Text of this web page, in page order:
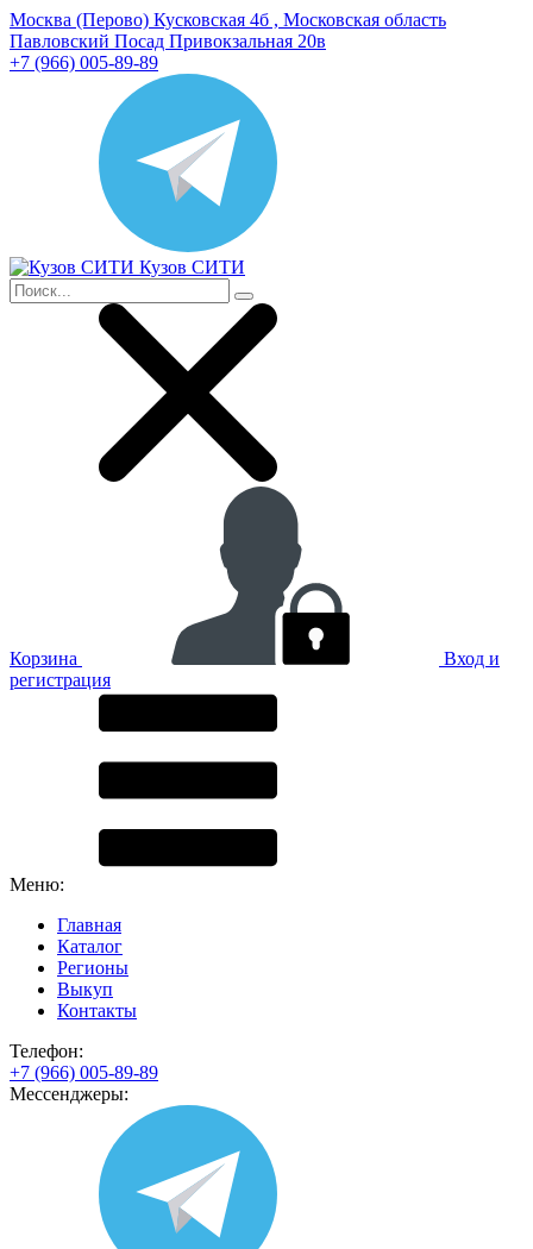
Москва (Перово) Кусковская 4б , Московская область
Павловский Посад Привокзальная 20в
+7 (966) 005-89-89
Кузов СИТИ
Корзина
Вход и
регистрация
Меню:
Главная
Каталог
Регионы
Выкуп
Контакты
Телефон:
+7 (966) 005-89-89
Мессенджеры: